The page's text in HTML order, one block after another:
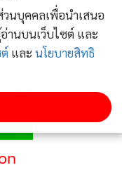
ยิ้มส่งความสุขไปให้
มหานคร, พัทยา และ
ผ่าน King Power
โดย
กเตอร์ที่ต้องการ
ษในเทศกาลนี้
LINE
วนบุคคลเพื่อนำเสนอ
นบนเว็บไซต์ และ
และ นโยบายสิทธิ